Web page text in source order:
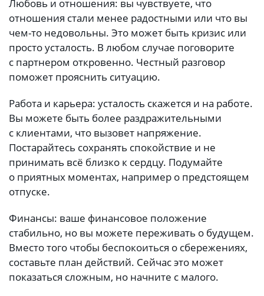
Любовь и отношения: вы чувствуете, что
отношения стали менее радостными или что вы
чем-то недовольны. Это может быть кризис или
просто усталость. В любом случае поговорите
с партнером откровенно. Честный разговор
поможет прояснить ситуацию.
Работа и карьера: усталость скажется и на работе.
Вы можете быть более раздражительными
с клиентами, что вызовет напряжение.
Постарайтесь сохранять спокойствие и не
принимать всё близко к сердцу. Подумайте
о приятных моментах, например о предстоящем
отпуске.
Финансы: ваше финансовое положение
стабильно, но вы можете переживать о будущем.
Вместо того чтобы беспокоиться о сбережениях,
составьте план действий. Сейчас это может
показаться сложным, но начните с малого.